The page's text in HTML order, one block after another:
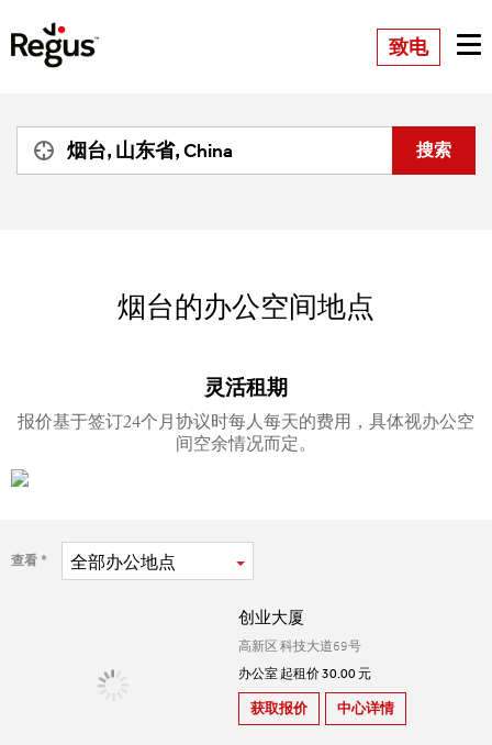
致电
烟台的办公空间地点
灵活租期
报价基于签订24个月协议时每人每天的费用，具体视办公空
间空余情况而定。
查看 全部办公地点
创业大厦
高新区 科技大道69号
办公室 起租价 30.00 元
获取报价 中心详情